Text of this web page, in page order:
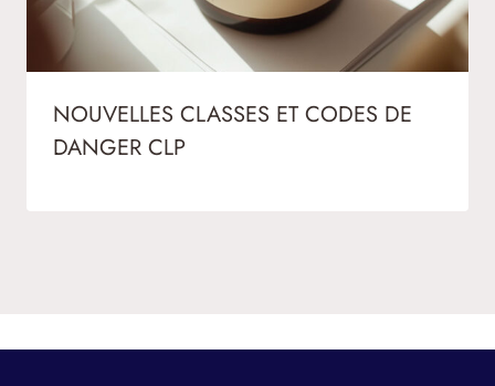
NOUVELLES CLASSES ET CODES DE
DANGER CLP